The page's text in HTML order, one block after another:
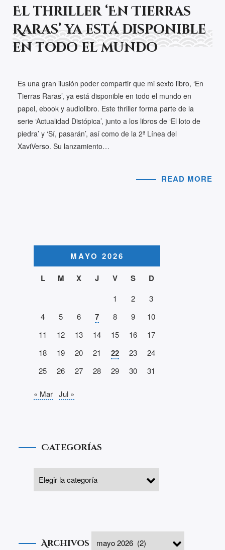
El thriller ‘En Tierras
Raras’ ya está disponible
en todo el mundo
Es una gran ilusión poder compartir que mi sexto libro, ‘En
Tierras Raras’, ya está disponible en todo el mundo en
papel, ebook y audiolibro. Este thriller forma parte de la
serie ‘Actualidad Distópica’, junto a los libros de ‘El loto de
piedra’ y ‘Sí, pasarán’, así como de la 2ª Línea del
XaviVerso. Su lanzamiento…
READ MORE
MAYO 2026
L
M X J V S D
1 2
3
4
5 6 7 8 9
10
11
12 13 14 15 16
17
18
19 20 21 22 23
24
25
26 27 28 29 30 31
« Mar Jul »
Categorías
Archivos